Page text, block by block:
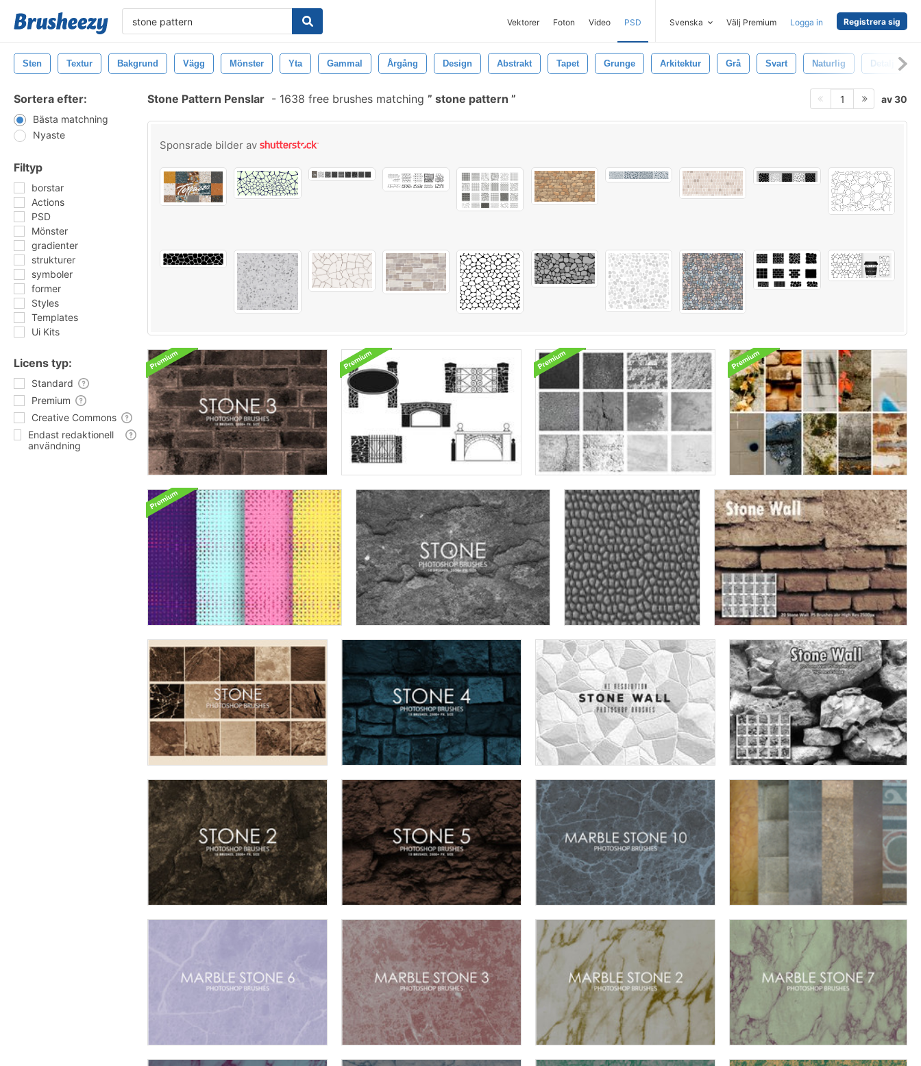
Vektorer Foton Video PSD Svenska Välj Premium Logga in Registrera sig
Sten Textur Bakgrund Vägg Mönster Yta Gammal Årgång Design Abstrakt Tapet Grunge Arkitektur Grå Svart Naturlig Detalj
Sortera efter:
Bästa matchning
Nyaste
Filtyp
borstar
Actions
PSD
Mönster
gradienter
strukturer
symboler
former
Styles
Templates
Ui Kits
Licens typ:
Standard
Premium
Creative Commons
Endast redaktionell
användning
Stone Pattern Penslar - 1638 free brushes matching stone pattern 1 av 30
Sponsrade bilder av